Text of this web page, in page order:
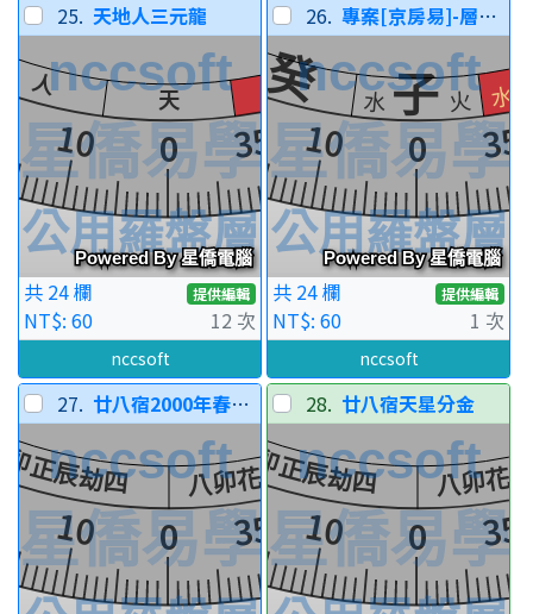
25. 天地人三元龍
共 24 欄 提供編輯
NT$: 60 12 次
nccsoft
26. 專案[京房易]-層十一
共 24 欄 提供編輯
NT$: 60 1 次
nccsoft
27. 廿八宿2000年春分宿度 28. 廿八宿天星分金